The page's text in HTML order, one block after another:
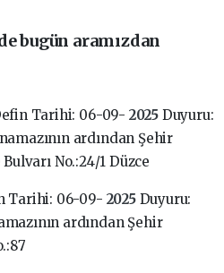
bugün aramızdan
Tarihi: 06-09- 2025 Duyuru:
ardından Şehir
No.:24/1 Düzce
Tarihi: 06-09- 2025 Duyuru:
ardından Şehir